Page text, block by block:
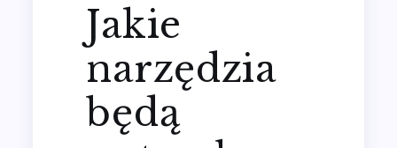
Jakie
narzędzia
będą